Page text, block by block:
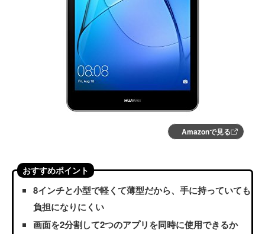
Amazonで見る
おすすめポイント
8インチと小型で軽くて薄型だから、手に持っていても
負担になりにくい
画面を2分割して2つのアプリを同時に使用できるか